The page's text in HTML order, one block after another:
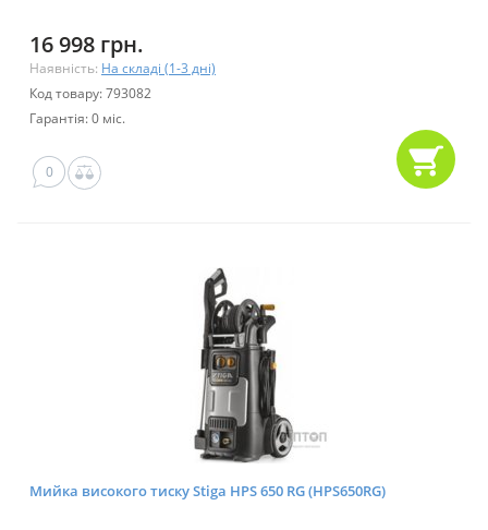
16 998 грн.
Наявність: На складі (1-3 дні)
Код товару: 793082
Гарантія: 0 міс.
0
Мийка високого тиску Stiga HPS 650 RG (HPS650RG)